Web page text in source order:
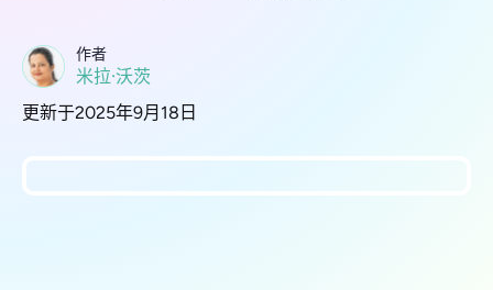
作者
米拉·沃茨
更新于2025年9月18日